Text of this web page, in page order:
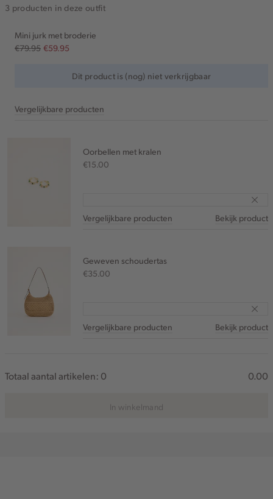
3 producten in deze outfit
Mini jurk met broderie
€79.95 €59.95
Dit product is (nog) niet verkrijgbaar
Vergelijkbare producten
Oorbellen met kralen
€15.00
Vergelijkbare producten Bekijk product
Geweven schoudertas
€35.00
Vergelijkbare producten Bekijk product
Totaal aantal artikelen: 0 0.00
In winkelmand